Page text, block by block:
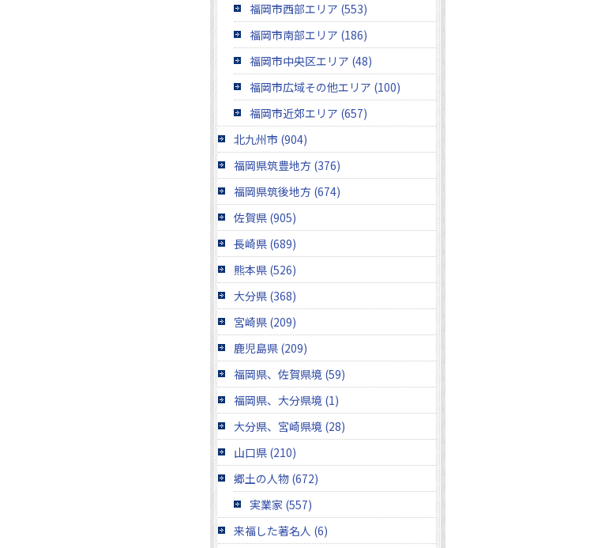
福岡市西部エリア (553)
福岡市南部エリア (186)
福岡市中央区エリア (48)
福岡市広域その他エリア (100)
福岡市近郊エリア (657)
北九州市 (904)
福岡県筑豊地方 (376)
福岡県筑後地方 (674)
佐賀県 (905)
長崎県 (689)
熊本県 (526)
大分県 (368)
宮崎県 (209)
鹿児島県 (209)
福岡県、佐賀県境 (59)
福岡県、大分県境 (1)
大分県、宮崎県境 (28)
山口県 (210)
郷土の人物 (672)
実業家 (557)
来福した著名人 (6)